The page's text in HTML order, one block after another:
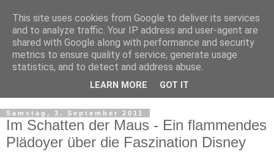
Samstag, 3. September 2011
Im Schatten der Maus - Ein flammendes
Plädoyer über die Faszination Disney
This site uses cookies from Google to deliver its services
and to analyze traffic. Your IP address and user-agent are
shared with Google along with performance and security
metrics to ensure quality of service, generate usage
statistics, and to detect and address abuse.
LEARN MORE GOT IT